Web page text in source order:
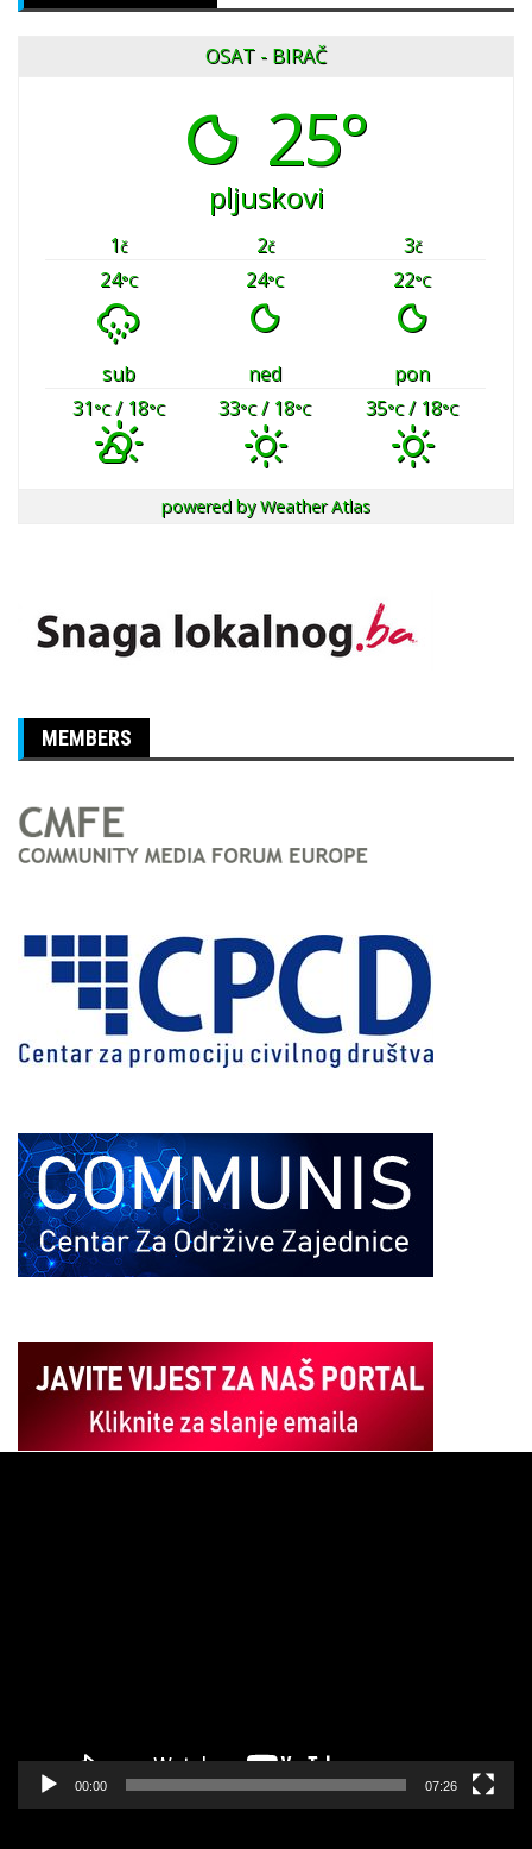
OSAT - BIRAČ
25°
pljuskovi
1č 2č 3č
24°C 24°C 22°C
sub ned
pon
31°C/ 18°C 33°C/ 18°C 35°C/ 18°C
powered byWeather Atlas
MEMBERS
00:00 07:26